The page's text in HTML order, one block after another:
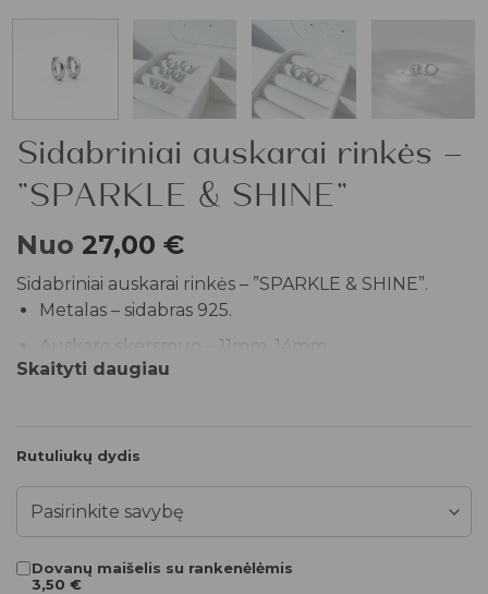
Sidabriniai auskarai rinkės –
”SPARKLE & SHINE”
Nuo 27,00 €
Sidabriniai auskarai rinkės – ”SPARKLE & SHINE”.
Metalas – sidabras 925.
Auskaro skersmuo – 11mm, 14mm.
Svoris – 1.52 – 2.35 g, priklausomai nuo pasirinkto
Bus supakuota puošnioje G-AMBER dėžutėje.
*Tikslus gaminio svoris bus nurodytas prie jo
pritvirtintoje etiketėje.
Skaityti daugiau
Rutuliukų dydis
Dovanų maišelis su rankenėlėmis
3,50 €